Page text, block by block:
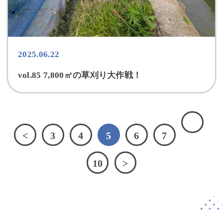
2025.06.22
vol.85 7,800㎡の草刈り大作戦！
< 3 4 5 6 7
10 >